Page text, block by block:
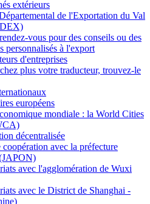
extérieurs
de l'Exportation du Val
vous pour des conseils ou des
personnalisés à l'export
d'entreprises
plus votre traducteur, trouvez-le
européens
mondiale : la World Cities
décentralisée
avec la préfecture
avec l'agglomération de Wuxi
avec le District de Shanghai -